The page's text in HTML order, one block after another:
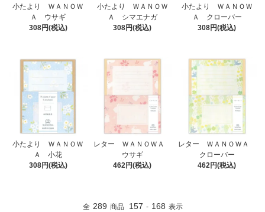
小たより ＷＡＮＯＷ
Ａ ウサギ
308円(税込)
小たより ＷＡＮＯＷ
Ａ シマエナガ
308円(税込)
小たより ＷＡＮＯＷ
Ａ クローバー
308円(税込)
小たより ＷＡＮＯＷ
Ａ 小花
308円(税込)
レター ＷＡＮＯＷＡ
ウサギ
462円(税込)
レター ＷＡＮＯＷＡ
クローバー
462円(税込)
全 289 商品 157 - 168 表示